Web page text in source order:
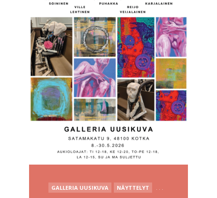
POSTED
IN
GALLERIA UUSIKUVA NÄYTTELYT . . .